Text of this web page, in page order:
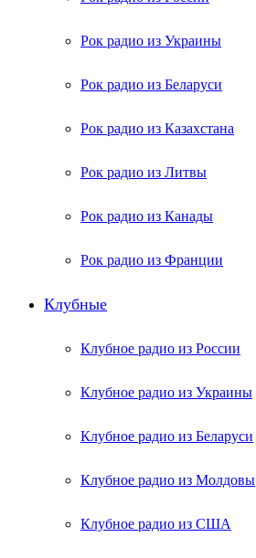
Рок радио из Украины
Рок радио из Беларуси
Рок радио из Казахстана
Рок радио из Литвы
Рок радио из Канады
Рок радио из Франции
Клубные
Клубное радио из России
Клубное радио из Украины
Клубное радио из Беларуси
Клубное радио из Молдовы
Клубное радио из США